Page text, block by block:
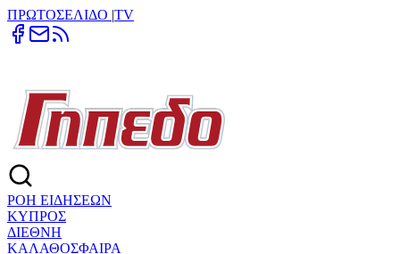
ΠΡΩΤΟΣΕΛΙΔΟ |TV
ΡΟΗ ΕΙΔΗΣΕΩΝ
ΚΥΠΡΟΣ
ΔΙΕΘΝΗ
ΚΑΛΑΘΟΣΦΑΙΡΑ